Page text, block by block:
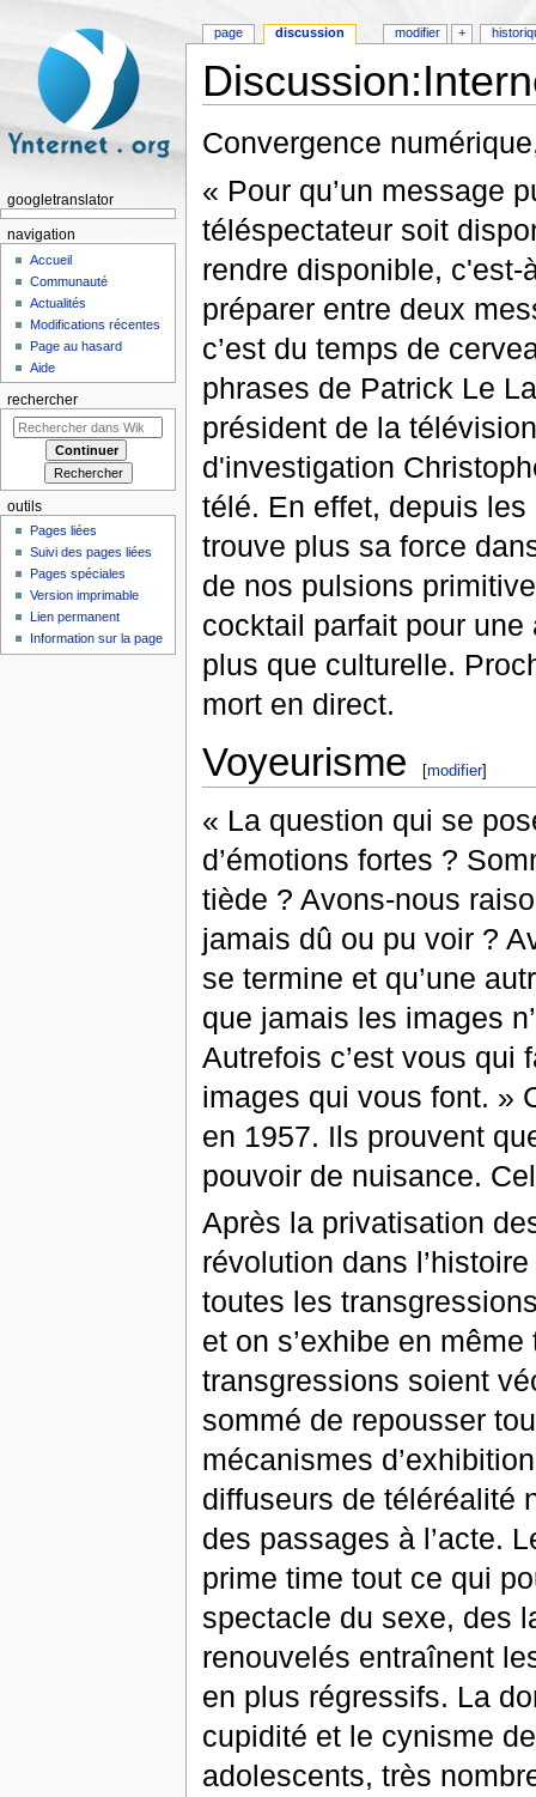
Convergence
« Pour qu’un message
téléspectateur soit
rendre disponible, c'est-
préparer entre deux
c’est du temps de
phrases de Patrick Le
président de la
d'investigation
télé. En effet, depuis
trouve plus sa force
de nos pulsions
cocktail parfait pour
plus que culturelle.
mort en direct.
Voyeurisme [modifier]
« La question qui se
d’émotions fortes ?
tiède ? Avons-nous
jamais dû ou pu voir ?
se termine et qu’une
que jamais les images
Autrefois c’est vous qui
images qui vous font. »
en 1957. Ils prouvent
pouvoir de nuisance.
Après la privatisation
révolution dans
toutes les
et on s’exhibe en
transgressions soient
sommé de repousser
mécanismes
diffuseurs de téléréalité
des passages à l’acte.
prime time tout ce qui
spectacle du sexe, des
renouvelés entraînent
en plus régressifs. La
cupidité et le cynisme
adolescents, très
page discussion modifier +
googletranslator
navigation
Accueil
Communauté
Actualités
Modifications récentes
Page au hasard
Aide
rechercher
outils
Pages liées
Suivi des pages liées
Pages spéciales
Version imprimable
Lien permanent
Information sur la page